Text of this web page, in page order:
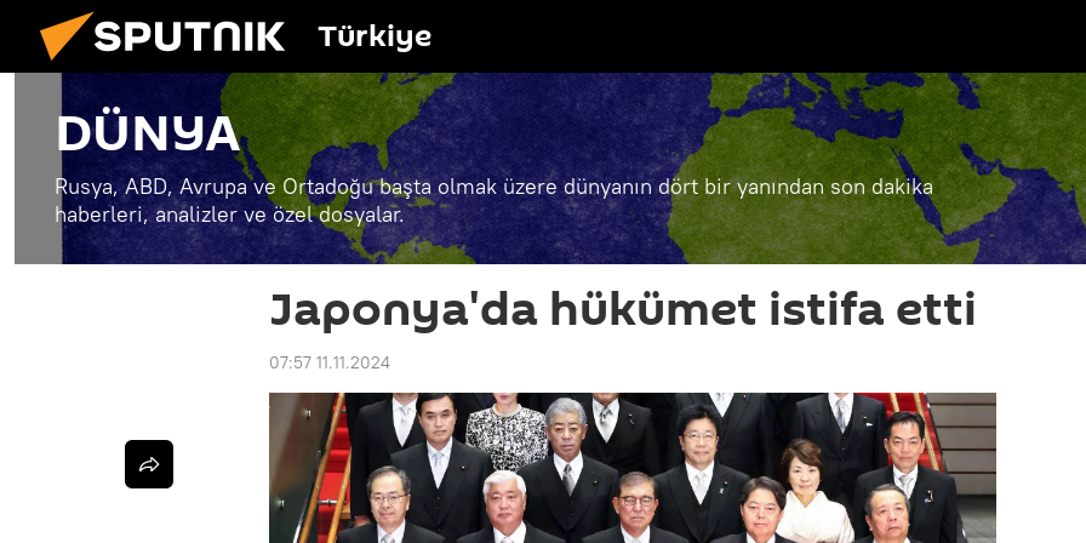
Türkiye
DÜNYA
Rusya, ABD, Avrupa ve Ortadoğu başta olmak üzere dünyanın dört bir yanından son dakika
haberleri, analizler ve özel dosyalar.
Japonya'da hükümet istifa etti
07:57 11.11.2024